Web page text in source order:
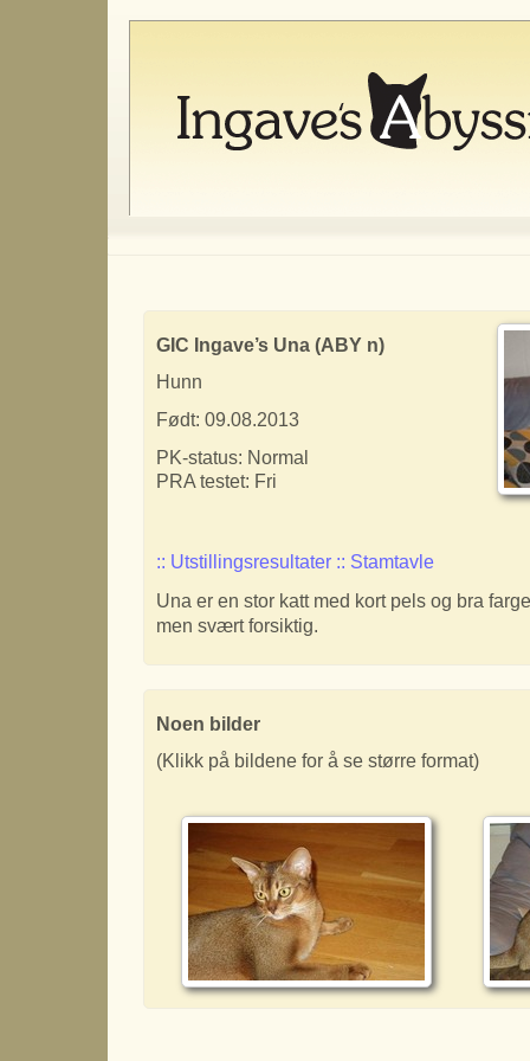
GIC Ingave’s Una (ABY n)
Hunn
Født: 09.08.2013
PK-status: Normal
PRA testet: Fri
:: Utstillingsresultater :: Stamtavle
Una er en stor katt med kort pels og bra
men svært forsiktig.
Noen bilder
(Klikk på bildene for å se større format)